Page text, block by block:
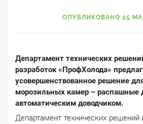
ОПУБЛИКОВАНО 25
Департамент технических
разработок «ПрофХолода»
усовершенствованное решение
морозильных камер – распашные
автоматическим доводчиком.
Департамент технических решений